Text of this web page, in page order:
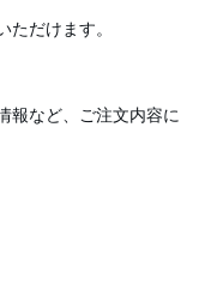
だけます。
報など、ご注文内容に